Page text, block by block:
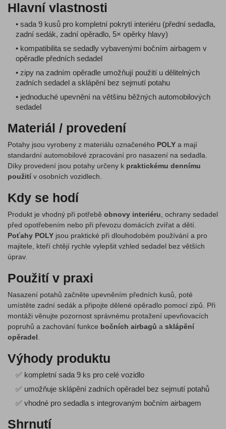
Hlavní vlastnosti
• sada 9 kusů pro kompletní pokrytí interiéru (přední sedadla,
zadní sedák, zadní opěradlo, 5× opěrky hlavy)
• kompatibilita se sedadly vybavenými bočním airbagem v
opěradle předních sedadel
• zipy na zadním opěradle umožňují použití u dělitelných
zadních sedadel a sklápění bez sejmutí potahu
• jednoduché upevnění na většinu běžných automobilových
sedadel
Materiál / provedení
Potahy jsou vyrobeny z materiálu označeného POLY a mají
standardní automobilové zpracování pro nasazení na sedadla.
Díky provedení jsou potahy určeny k praktickému dennímu
použití v osobních vozidlech.
Kdy se hodí
Produkt je vhodný při potřebě obnovy interiéru , ochrany sedadel
před opotřebením nebo při převozu domácích zvířat a dětí.
Poťahy POLY jsou praktické při dlouhodobém používání a pro
majitele, kteří chtějí rychle vylepšit vzhled sedadel bez větších
úprav.
Použití v praxi
Nasazení potahů začněte upevněním předních kusů, poté
umístěte zadní sedák a připojte dělené opěradlo pomocí zipů. Při
montáži věnujte pozornost správnému protažení upevňovacích
popruhů a zachování funkce bočních airbagů a sklápění
opěradel
Výhody produktu
✅ kompletní sada 9 ks pro celé vozidlo
✅ umožňuje sklápění zadních opěradel bez sejmutí potahů
✅ vhodné pro sedadla s integrovaným bočním airbagem
Shrnutí